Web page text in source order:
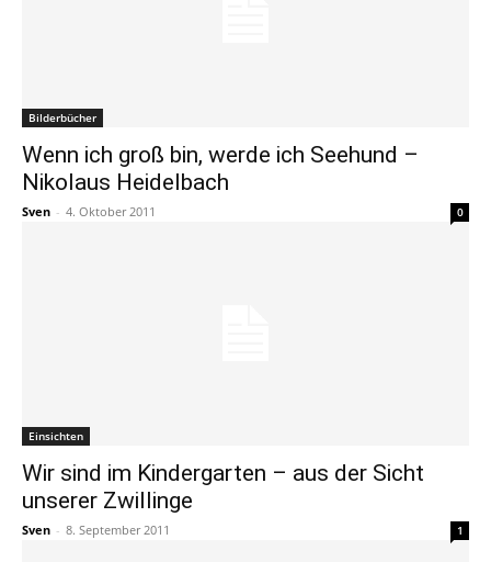
Bilderbücher
Wenn ich groß bin, werde ich Seehund –
Nikolaus Heidelbach
Sven - 4. Oktober 2011 0
Einsichten
Wir sind im Kindergarten – aus der Sicht
unserer Zwillinge
Sven - 8. September 2011 1